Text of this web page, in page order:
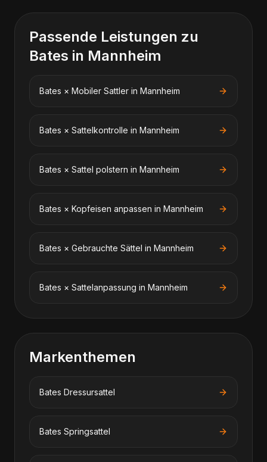
Passende Leistungen zu
Bates in Mannheim
Bates × Mobiler Sattler in Mannheim
Bates × Sattelkontrolle in Mannheim
Bates × Sattel polstern in Mannheim
Bates × Kopfeisen anpassen in Mannheim
Bates × Gebrauchte Sättel in Mannheim
Bates × Sattelanpassung in Mannheim
Markenthemen
Bates Dressursattel
Bates Springsattel